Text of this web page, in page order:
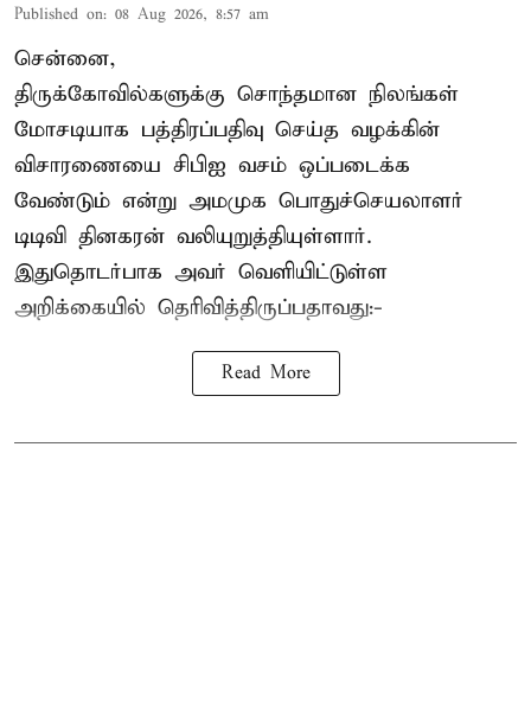
Published on: 08 Aug 2026, 8:57 am
சென்னை,
திருக்கோவில்களுக்கு சொந்தமான நிலங்கள்
மோசடியாக பத்திரப்பதிவு செய்த வழக்கின்
விசாரணையை சிபிஐ வசம் ஒப்படைக்க
வேண்டும் என்று அமமுக பொதுச்செயலாளர்
டிடிவி தினகரன் வலியுறுத்தியுள்ளார்.
இதுதொடர்பாக அவர் வெளியிட்டுள்ள
அறிக்கையில் தெரிவித்திருப்பதாவது:-
Read More